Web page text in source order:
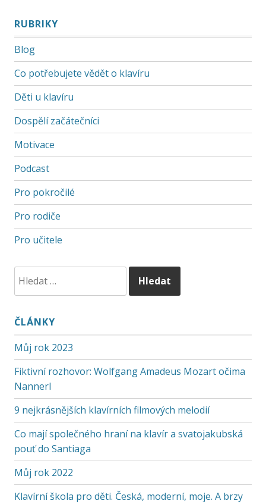
RUBRIKY
Blog
Co potřebujete vědět o klavíru
Děti u klavíru
Dospělí začátečníci
Motivace
Podcast
Pro pokročilé
Pro rodiče
Pro učitele
ČLÁNKY
Můj rok 2023
Fiktivní rozhovor: Wolfgang Amadeus Mozart očima
Nannerl
9 nejkrásnějších klavírních filmových melodií
Co mají společného hraní na klavír a svatojakubská
pouť do Santiaga
Můj rok 2022
Klavírní škola pro děti. Česká, moderní, moje. A brzy